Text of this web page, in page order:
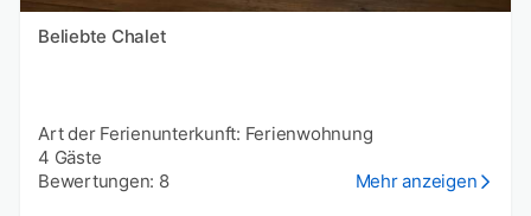
Beliebte Chalet
Art der Ferienunterkunft: Ferienwohnung
4 Gäste
Bewertungen: 8
Mehr anzeigen